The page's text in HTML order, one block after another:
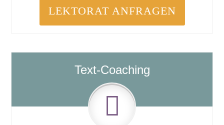
LEKTORAT ANFRAGEN
Text-Coaching